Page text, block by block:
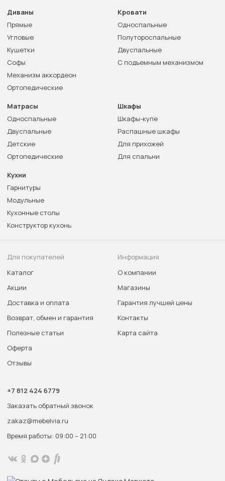
Диваны
Прямые
Угловые
Кушетки
Софы
Механизм аккордеон
Ортопедические
Кровати
Односпальные
Полутороспальные
Двуспальные
С подъемным механизмом
Матрасы
Односпальные
Двуспальные
Детские
Ортопедические
Шкафы
Шкафы-купе
Распашные шкафы
Для прихожей
Для спальни
Кухни
Гарнитуры
Модульные
Кухонные столы
Конструктор кухонь
Для покупателей
Каталог
Акции
Доставка и оплата
Возврат, обмен и гарантия
Полезные статьи
Оферта
Отзывы
Информация
О компании
Магазины
Гарантия лучшей цены
Контакты
Карта сайта
+7 812 424 6779
Заказать обратный звонок
zakaz@mebelvia.ru
Время работы: 09:00 – 21:00